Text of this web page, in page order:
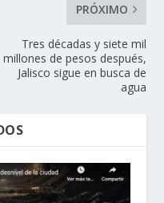
PRÓXIMO
Tres décadas y siete mil
millones de pesos después,
Jalisco sigue en busca de
agua